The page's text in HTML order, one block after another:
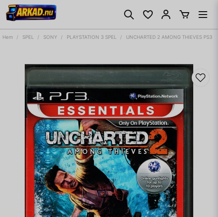
Hem SPEL SONY PLAYSTATION 3 SPEL UNCHARTED 2 AMONG THIEVES PS3